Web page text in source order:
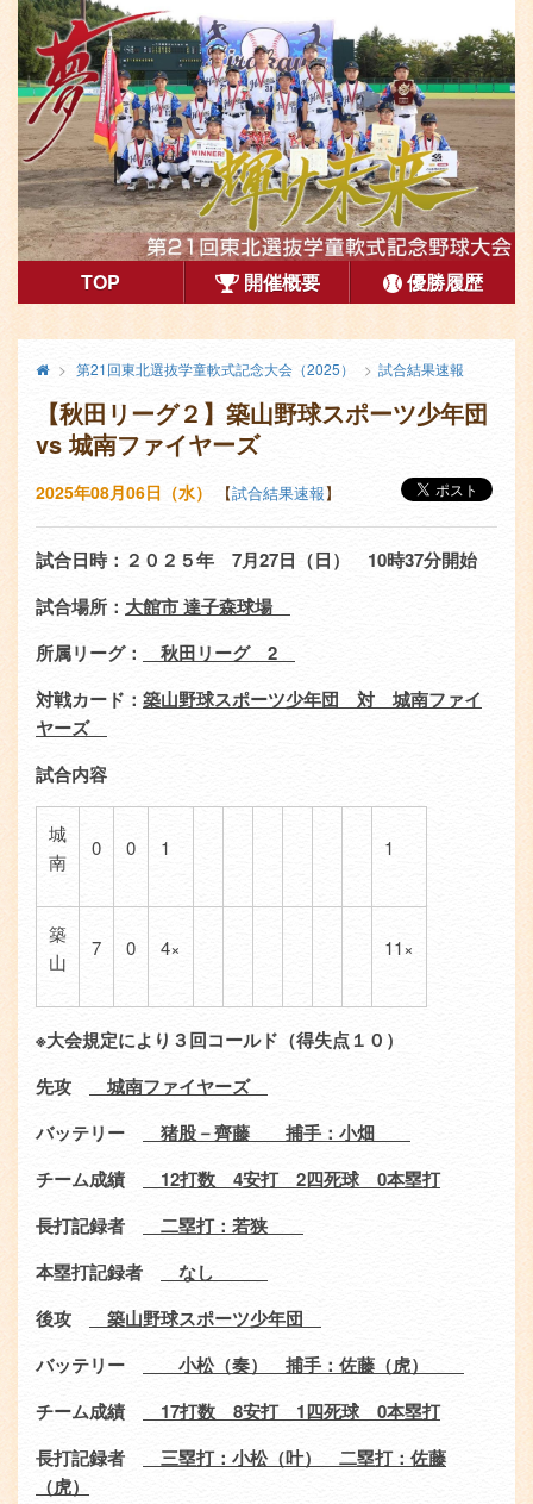
第21回東北選抜学童軟式記念大会（2025）
TOP 開催概要 優勝履歴
コ
ン
ン
エ
ア
メ
イ
ン
コ
ン
テ
ン
終
し
た
大
第21回東北選抜学童軟式記念大会（2025） 試合結果速報
【秋田リーグ２】築山野球スポーツ少年団
vs 城南ファイヤーズ
2025年08月06日（水） 【試合結果速報】
試合日時：２０２５年 7月27日（日） 10時37分開始
試合場所： 大館市 達子森球場
所属リーグ：
秋田リーグ 2
対戦カード： 築山野球スポーツ少年団 対 城南ファイ
ヤーズ
試合内容
城
南
0 0 1 1
築
山
7 0 4× 11×
※大会規定により３回コールド（得失点１０）
先攻
城南ファイヤーズ
バッテリー
猪股－齊藤 捕手：小畑
チーム成績
12打数 4安打 2四死球 0本塁打
長打記録者
二塁打：若狭
本塁打記録者
なし
後攻
築山野球スポーツ少年団
バッテリー
小松（奏） 捕手：佐藤（虎）
チーム成績
17打数 8安打 1四死球 0本塁打
長打記録者
三塁打：小松（叶） 二塁打：佐藤
（虎）